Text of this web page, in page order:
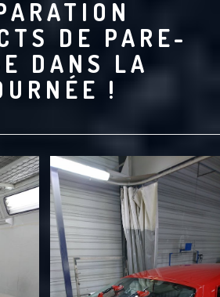
DE PARE-
DANS LA
!